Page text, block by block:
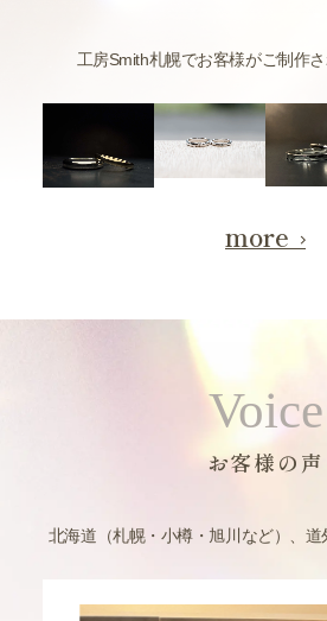
工房Smith札幌でお客様がご制作
more
Voice
お客様の声
北海道（札幌・小樽・旭川など）、